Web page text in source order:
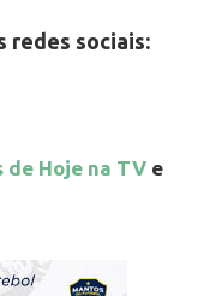
redes sociais:
de Hoje na TV e